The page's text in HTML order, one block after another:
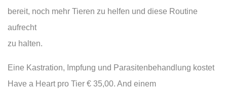
bereit, noch mehr Tieren zu helfen und diese Routine
aufrecht
zu halten.
Eine Kastration, Impfung und Parasitenbehandlung kostet
Have a Heart pro Tier € 35,00. And einem